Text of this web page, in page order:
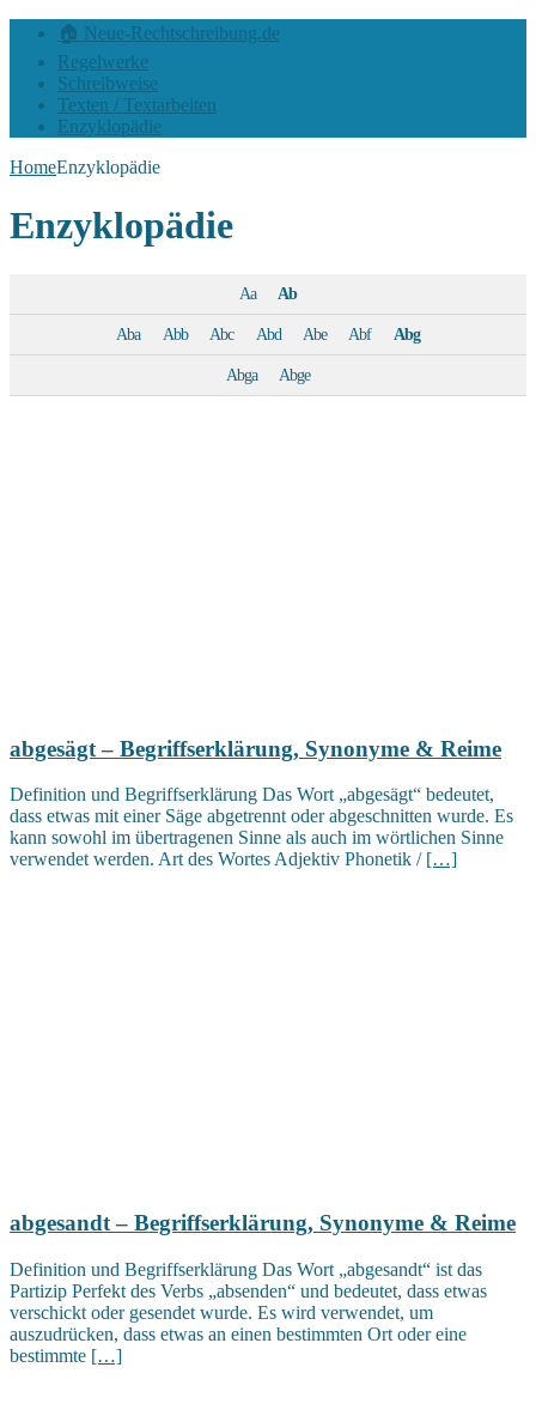
🏠 Neue-Rechtschreibung.de
Regelwerke
Schreibweise
Texten / Textarbeiten
Enzyklopädie
HomeEnzyklopädie
Enzyklopädie
Aa Ab
Aba Abb Abc Abd Abe Abf Abg
Abga Abge
abgesägt – Begriffserklärung, Synonyme & Reime
Definition und Begriffserklärung Das Wort „abgesägt“ bedeutet,
dass etwas mit einer Säge abgetrennt oder abgeschnitten wurde. Es
kann sowohl im übertragenen Sinne als auch im wörtlichen Sinne
verwendet werden. Art des Wortes Adjektiv Phonetik / […]
abgesandt – Begriffserklärung, Synonyme & Reime
Definition und Begriffserklärung Das Wort „abgesandt“ ist das
Partizip Perfekt des Verbs „absenden“ und bedeutet, dass etwas
verschickt oder gesendet wurde. Es wird verwendet, um
auszudrücken, dass etwas an einen bestimmten Ort oder eine
bestimmte […]